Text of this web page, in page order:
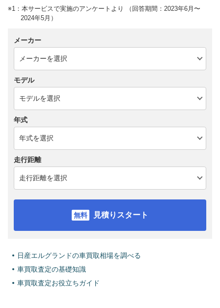
※1：本サービスで実施のアンケートより （回答期間：2023年6月〜
2024年5月）
メーカー
モデル
年式
走行距離
見積りスタート
日産エルグランドの車買取相場を調べる
車買取査定の基礎知識
車買取査定お役立ちガイド